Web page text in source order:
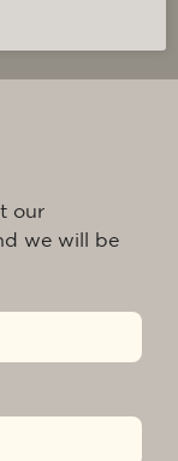
our
we will be